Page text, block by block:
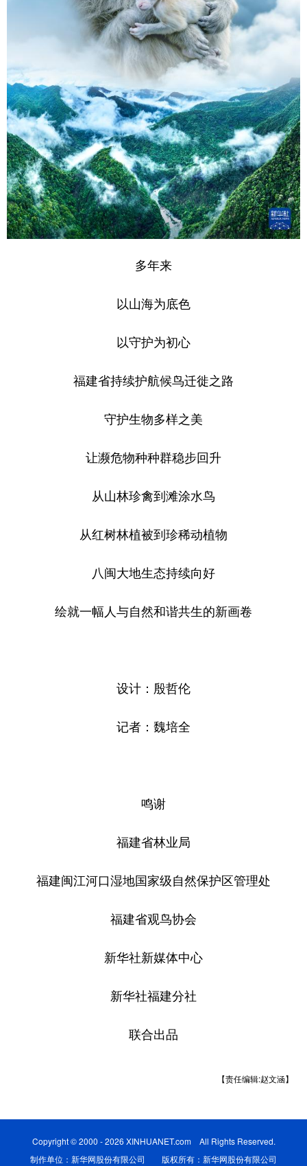
多年来
以山海为底色
以守护为初心
福建省持续护航候鸟迁徙之路
守护生物多样之美
让濒危物种种群稳步回升
从山林珍禽到滩涂水鸟
从红树林植被到珍稀动植物
八闽大地生态持续向好
绘就一幅人与自然和谐共生的新画卷
设计：殷哲伦
记者：魏培全
鸣谢
福建省林业局
福建闽江河口湿地国家级自然保护区管理处
福建省观鸟协会
新华社新媒体中心
新华社福建分社
联合出品
【责任编辑:赵文涵】
Copyright © 2000 - 2026 XINHUANET.com All Rights Reserved.
制作单位：新华网股份有限公司 版权所有：新华网股份有限公司